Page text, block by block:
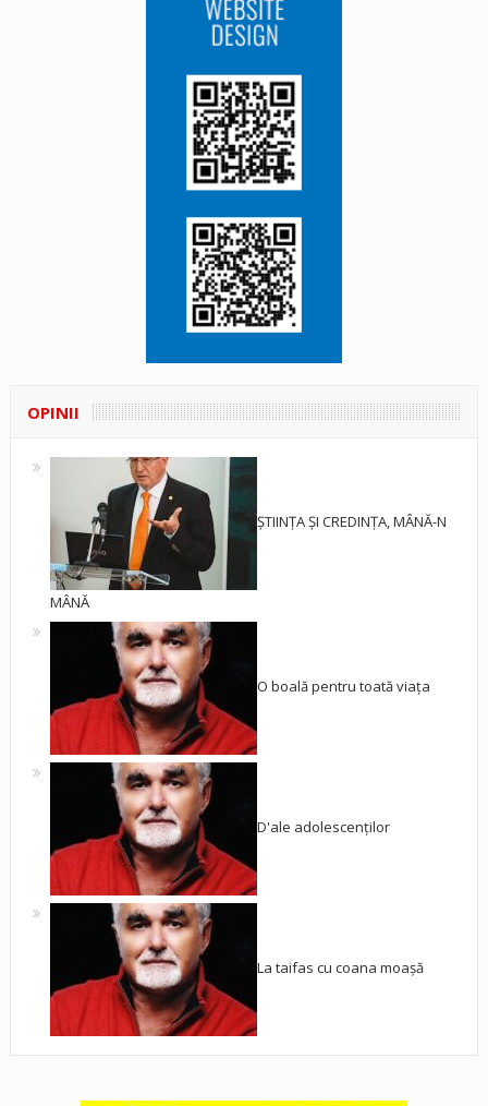
OPINII
ȘTIINȚA ȘI CREDINȚA, MÂNĂ-N
MÂNĂ
O boală pentru toată viața
D'ale adolescenților
La taifas cu coana moașă